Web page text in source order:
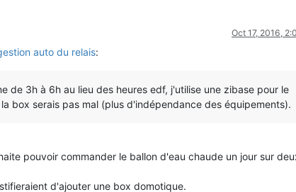
Oct 17, 2016,
auto du relais:
de 3h à 6h au lieu des heures edf, j'utilise une zibase pour le
box serais pas mal (plus d'indépendance des équipements).
pouvoir commander le ballon d'eau chaude un jour sur
d'ajouter une box domotique.